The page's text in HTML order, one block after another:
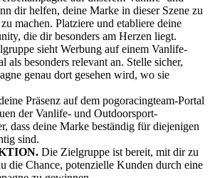
dir helfen, deine Marke in dieser Szene zu
machen. Platziere und etabliere deine
die dir besonders am Herzen liegt.
sieht Werbung auf einem Vanlife-
als besonders relevant an. Stelle sicher,
genau dort gesehen wird, wo sie
Präsenz auf dem pogoracingteam-Portal
der Vanlife- und Outdoorsport-
dass deine Marke beständig für diejenigen
sind.
Die Zielgruppe ist bereit, mit dir zu
die Chance, potenzielle Kunden durch eine